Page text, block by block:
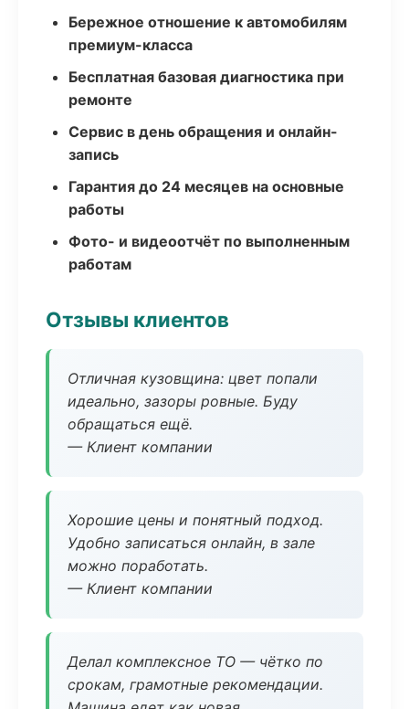
Бережное отношение к автомобилям
премиум-класса
Бесплатная базовая диагностика при
ремонте
Сервис в день обращения и онлайн-
запись
Гарантия до 24 месяцев на основные
работы
Фото- и видеоотчёт по выполненным
работам
Отзывы клиентов
Отличная кузовщина: цвет попали
идеально, зазоры ровные. Буду
обращаться ещё.
— Клиент компании
Хорошие цены и понятный подход.
Удобно записаться онлайн, в зале
можно поработать.
— Клиент компании
Делал комплексное ТО — чётко по
срокам, грамотные рекомендации.